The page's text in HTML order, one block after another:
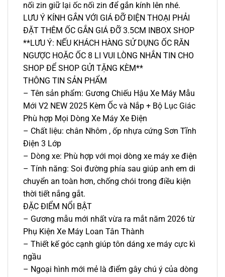
nối zin giữ lại ốc nối zin để gắn kính lên nhé.
LƯU Ý KÍNH GẮN VỚI GIÁ ĐỠ ĐIỆN THOẠI PHẢI
ĐẶT THÊM ỐC GẮN GIÁ ĐỠ 3.5CM INBOX SHOP
**LƯU Ý: NẾU KHÁCH HÀNG SỬ DỤNG ỐC RĂN
NGƯỢC HOẶC ỐC 8 LI VUI LÒNG NHẮN TIN CHO
SHOP ĐỂ SHOP GỬI TẶNG KÈM**
THÔNG TIN SẢN PHẨM
– Tên sản phẩm: Gương Chiếu Hậu Xe Máy Mẫu
Mới V2 NEW 2025 Kèm Ốc và Nắp + Bộ Lục Giác
Phù hợp Mọi Dòng Xe Máy Xe Điện
– Chất liệu: chân Nhôm , ốp nhựa cứng Sơn Tĩnh
Điện 3 Lớp
– Dòng xe: Phù hợp với mọi dòng xe máy xe điện
– Tính năng: Soi đường phía sau giúp anh em di
chuyển an toàn hơn, chống chói trong điều kiện
thời tiết nắng gắt.
ĐẶC ĐIỂM NỔI BẬT
– Gương mẫu mới nhất vừa ra mắt năm 2026 từ
Phụ Kiện Xe Máy Loan Tân Thành
– Thiết kế góc cạnh giúp tôn dáng xe máy cực kì
ngầu
– Ngoại hình mới mẻ là điểm gây chú ý của dòng